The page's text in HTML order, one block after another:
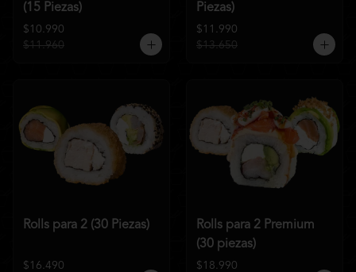
(15 Piezas)
$10.990
$11.960
Piezas)
$11.990
$13.650
Rolls para 2 (30 Piezas)
$16.490
Rolls para 2 Premium
(30 piezas)
$18.990